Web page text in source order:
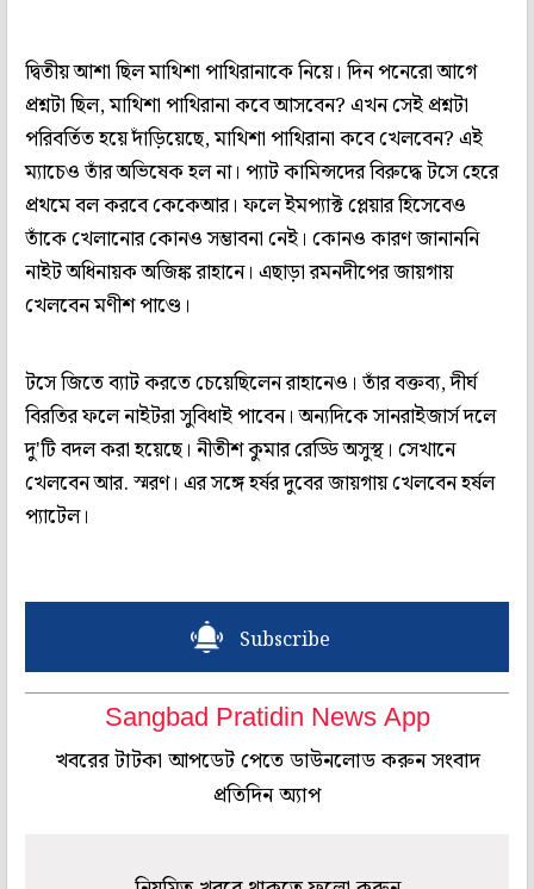
দ্বিতীয় আশা ছিল মাথিশা পাথিরানাকে নিয়ে। দিন পনেরো আগে
প্রশ্নটা ছিল, মাথিশা পাথিরানা কবে আসবেন? এখন সেই প্রশ্নটা
পরিবর্তিত হয়ে দাঁড়িয়েছে, মাথিশা পাথিরানা কবে খেলবেন? এই
ম্যাচেও তাঁর অভিষেক হল না। প্যাট কামিন্সদের বিরুদ্ধে টসে হেরে
প্রথমে বল করবে কেকেআর। ফলে ইমপ্যাক্ট প্লেয়ার হিসেবেও
তাঁকে খেলানোর কোনও সম্ভাবনা নেই। কোনও কারণ জানাননি
নাইট অধিনায়ক অজিঙ্ক রাহানে। এছাড়া রমনদীপের জায়গায়
খেলবেন মণীশ পাণ্ডে।
টসে জিতে ব্যাট করতে চেয়েছিলেন রাহানেও। তাঁর বক্তব্য, দীর্ঘ
বিরতির ফলে নাইটরা সুবিধাই পাবেন। অন্যদিকে সানরাইজার্স দলে
দু'টি বদল করা হয়েছে। নীতীশ কুমার রেড্ডি অসুস্থ। সেখানে
খেলবেন আর. স্মরণ। এর সঙ্গে হর্ষর দুবের জায়গায় খেলবেন হর্ষল
প্যাটেল।
Subscribe
Sangbad Pratidin News App
খবরের টাটকা আপডেট পেতে ডাউনলোড করুন সংবাদ
প্রতিদিন অ্যাপ